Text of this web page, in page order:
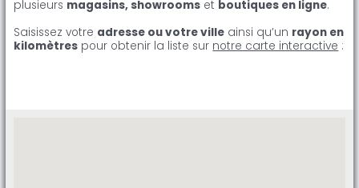
plusieurs magasins, showrooms et boutiques en ligne.
Saisissez votre adresse ou votre ville ainsi qu’un rayon en
kilomètres pour obtenir la liste sur notre carte interactive :